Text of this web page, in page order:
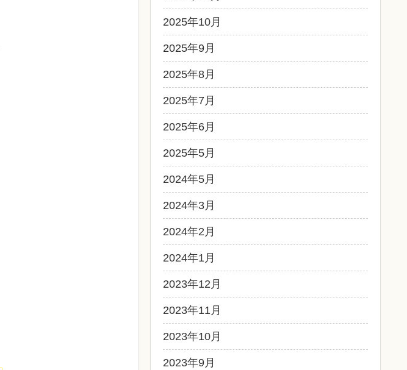
2025年10月
2025年9月
2025年8月
2025年7月
2025年6月
2025年5月
2024年5月
2024年3月
2024年2月
2024年1月
2023年12月
2023年11月
2023年10月
2023年9月